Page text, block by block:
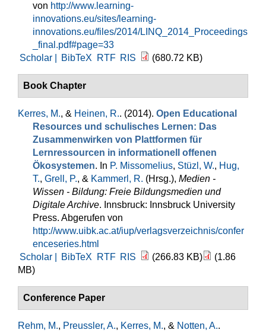
von http://www.learning-
innovations.eu/sites/learning-
innovations.eu/files/2014/LINQ_2014_Proceedings
_final.pdf#page=33
Scholar |
BibTeX RTF RIS (680.72 KB)
Book Chapter
Kerres, M., & Heinen, R.. (2014). Open Educational
Resources und schulisches Lernen: Das
Zusammenwirken von Plattformen für
Lernressourcen in informationell offenen
Ökosystemen. In P. Missomelius, Stüzl, W., Hug,
T., Grell, P., & Kammerl, R. (Hrsg.), Medien -
Wissen - Bildung: Freie Bildungsmedien und
Digitale Archive. Innsbruck: Innsbruck University
Press. Abgerufen von
http://www.uibk.ac.at/iup/verlagsverzeichnis/confer
enceseries.html
Scholar |
BibTeX RTF RIS (266.83 KB)
(1.86
MB)
Conference Paper
Rehm, M., Preussler, A., Kerres, M., & Notten, A..